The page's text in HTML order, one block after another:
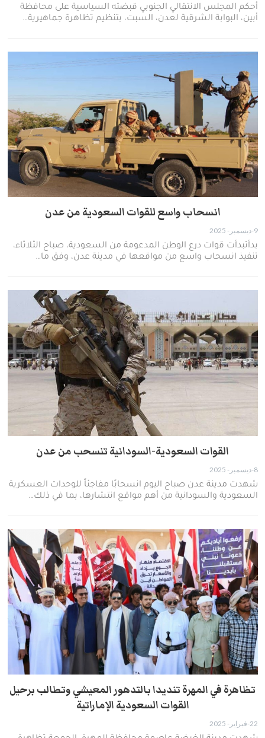
أحكم المجلس الانتقالي الجنوبي قبضته السياسية على محافظة
أبين، البوابة الشرقية لعدن، السبت، بتنظيم تظاهرة جماهيرية…
انسحاب واسع للقوات السعودية من عدن
9-ديسمبر- 2025
بدأتبدأت قوات درع الوطن المدعومة من السعودية، صباح الثلاثاء،
تنفيذ انسحاب واسع من مواقعها في مدينة عدن، وفق ما…
القوات السعودية-السودانية تنسحب من عدن
8-ديسمبر- 2025
شهدت مدينة عدن صباح اليوم انسحابًا مفاجئاً للوحدات العسكرية
السعودية والسودانية من أهم مواقع انتشارها، بما في ذلك…
تظاهرة في المهرة تنديدا بالتدهور المعيشي وتطالب برحيل
القوات السعودية الإماراتية
22-فبراير- 2025